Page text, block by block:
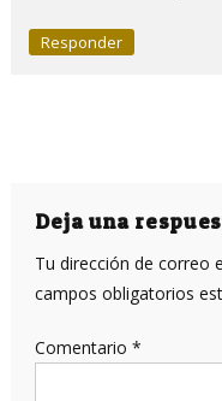
Responder
Deja una
Tu dirección de correo
campos obligatorios
Comentario *